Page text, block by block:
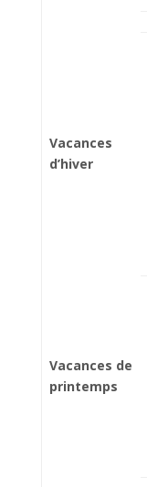
Vacances
d’hiver
Vacances de
printemps